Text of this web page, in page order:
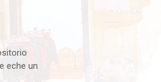
eche un